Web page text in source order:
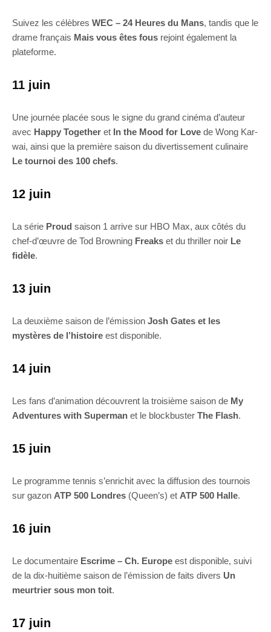
Suivez les célèbres WEC – 24 Heures du Mans, tandis que le
drame français Mais vous êtes fous rejoint également la
plateforme.
11 juin
Une journée placée sous le signe du grand cinéma d’auteur
avec Happy Together et In the Mood for Love de Wong Kar-
wai, ainsi que la première saison du divertissement culinaire
Le tournoi des 100 chefs.
12 juin
La série Proud saison 1 arrive sur HBO Max, aux côtés du
chef-d’œuvre de Tod Browning Freaks et du thriller noir Le
fidèle.
13 juin
La deuxième saison de l’émission Josh Gates et les
mystères de l’histoire est disponible.
14 juin
Les fans d’animation découvrent la troisième saison de My
Adventures with Superman et le blockbuster The Flash.
15 juin
Le programme tennis s’enrichit avec la diffusion des tournois
sur gazon ATP 500 Londres (Queen’s) et ATP 500 Halle.
16 juin
Le documentaire Escrime – Ch. Europe est disponible, suivi
de la dix-huitième saison de l’émission de faits divers Un
meurtrier sous mon toit.
17 juin